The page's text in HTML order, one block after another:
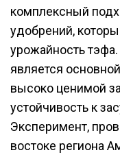
комплексный
удобрений,
урожайность
является
высоко ценимой
устойчивость к
Эксперимент,
востоке региона